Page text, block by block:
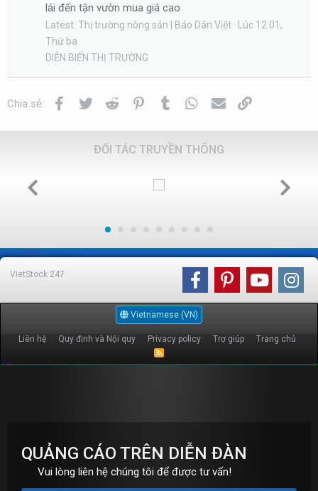
lái đến tận vườn mua giá cao
Latest: Thị trường nông sản | Báo Dân Việt
Lúc 12:01,
Thứ ba
DIỄN BIẾN THỊ TRƯỜNG
Chia sẻ: Facebook
Twitter Reddit PinterestTumblr WhatsApp
Email
ĐỐI TÁC TRUYỀN THÔNG
VietStock 247
Vietnamese (VN)
Liên hệ Quy định và Nội quy Privacy policy Trợ giúp Trang chủ
R
QUẢNG CÁO TRÊN DIỄN ĐÀN
Vui lòng liên hệ chúng tôi để được tư vấn!